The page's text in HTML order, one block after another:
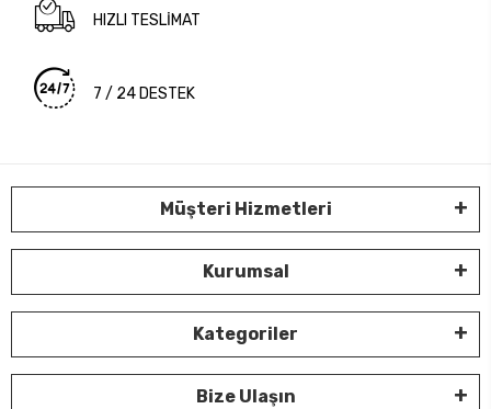
HIZLI TESLİMAT
7 / 24 DESTEK
Müşteri Hizmetleri
Kurumsal
Kategoriler
Bize Ulaşın